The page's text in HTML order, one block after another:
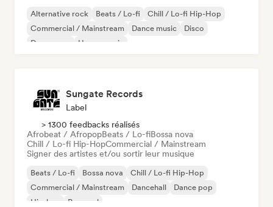
Alternative rock Beats / Lo-fi
Chill / Lo-fi Hip-Hop
Commercial / Mainstream
Dance music
Disco
Dream pop
House music
Sungate Records
Label
> 1300 feedbacks réalisés
Afrobeat / AfropopBeats / Lo-fiBossa nova
Chill / Lo-fi Hip-HopCommercial / Mainstream
Signer des artistes et/ou sortir leur musique
Beats / Lo-fi Bossa nova
Chill / Lo-fi Hip-Hop
Commercial / Mainstream
Dancehall
Dance pop
Hip-hop
Pop soul